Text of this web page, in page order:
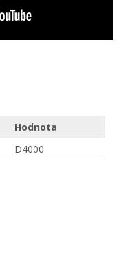
Hodnota
D4000